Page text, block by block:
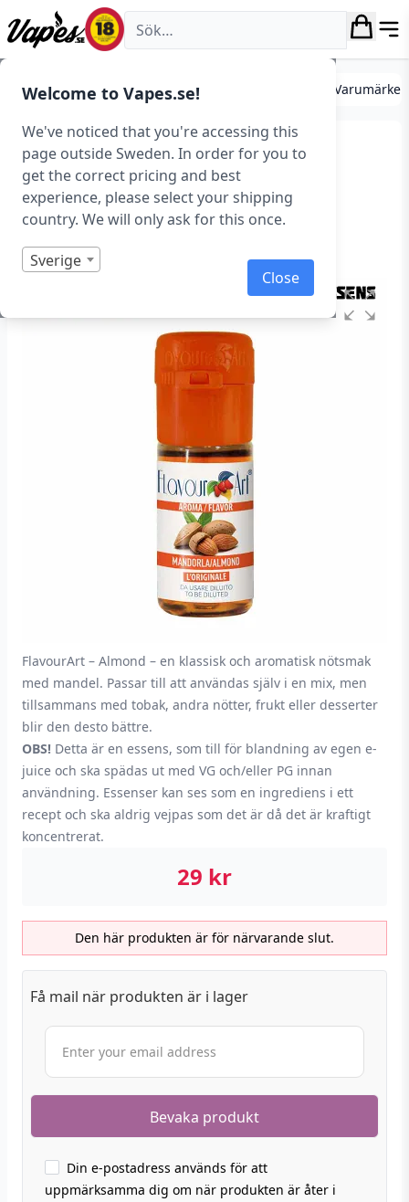
Welcome to Vapes.se!
We've noticed that you're accessing this
page outside Sweden. In order for you to
get the correct pricing and best
experience, please select your shipping
country. We will only ask for this once.
Sverige
Close
Vapes.se
DIY Mixa egen e-juice Essenser Essenser
FlavourArt – Almond
(Essens, Mandel)
Art.nr: 37389
Slut i lager
FlavourArt – Almond – en klassisk och aromatisk nötsmak
med mandel. Passar till att användas själv i en mix, men
tillsammans med tobak, andra nötter, frukt eller desserter
blir den desto bättre.
OBS! Detta är en essens, som till för blandning av egen e-
juice och ska spädas ut med VG och/eller PG innan
användning. Essenser kan ses som en ingrediens i ett
recept och ska aldrig vejpas som det är då det är kraftigt
koncentrerat.
29 kr
Den här produkten är för närvarande slut.
Få mail när produkten är i lager
Din e-postadress används för att
uppmärksamma dig om när produkten är åter i